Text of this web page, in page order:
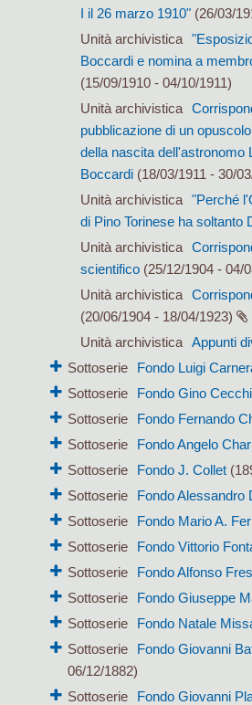
I il 26 marzo 1910"(26/03/
Unità archivistica
Boccardi e nomina a
(15/09/1910 - 04/10/1911)
Unità archivistica
pubblicazione di un
della nascita dell'astronomo
Boccardi(18/03/1911 - 30/
Unità archivistica
"Perché
di Pino Torinese ha soltanto
Unità archivistica
scientifico(25/12/1904 - 04/
Unità archivistica
(20/06/1904 - 18/04/1923)
Unità archivistica
Appunti
Sottoserie
Fondo Luigi
Sottoserie
Fondo Gino
Sottoserie
Fondo Fernando
Sottoserie
Fondo Angelo
Sottoserie
Fondo J. Collet
Sottoserie
Fondo Alessandro
Sottoserie
Fondo Mario A.
Sottoserie
Fondo Vittorio
Sottoserie
Fondo Alfonso
Sottoserie
Fondo Giuseppe
Sottoserie
Fondo Natale
Sottoserie
Fondo Giovanni
06/12/1882)
Sottoserie
Fondo Giovanni